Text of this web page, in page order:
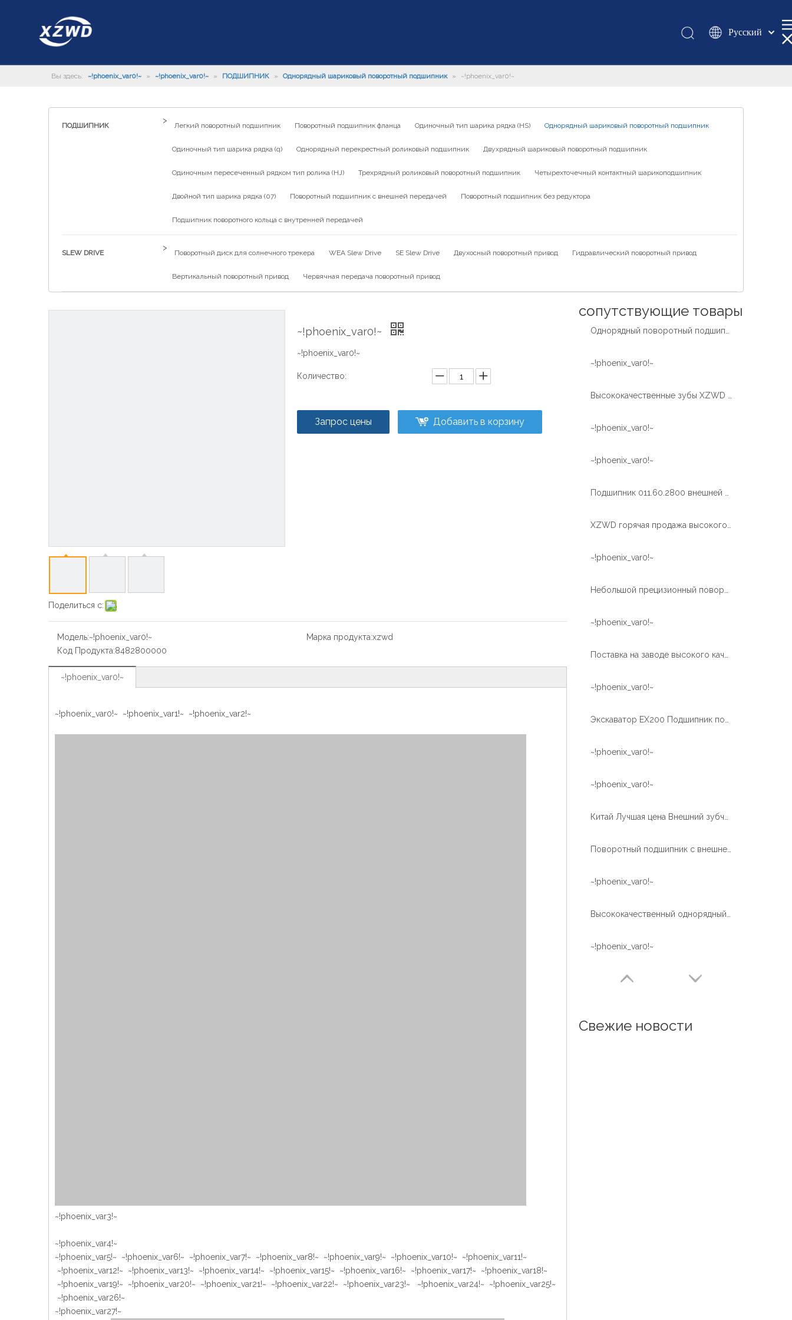
Pусский
românesc
简体中文
Вы здесь: ~!phoenix_var0!~ » ~!phoenix_var0!~ » ПОДШИПНИК » Однорядный шариковый поворотный подшипник » ~!phoenix_var0!~
ПОДШИПНИК
>
Легкий поворотный подшипник Поворотный подшипник фланца Одиночный тип шарика рядка (HS) Однорядный шариковый поворотный подшипник
Одиночный тип шарика рядка (q) Однорядный перекрестный роликовый подшипник Двухрядный шариковый поворотный подшипник
Одиночным пересеченный рядком тип ролика (HJ) Трехрядный роликовый поворотный подшипник Четырехточечный контактный шарикоподшипник
Двойной тип шарика рядка (07) Поворотный подшипник с внешней передачей Поворотный подшипник без редуктора
Подшипник поворотного кольца с внутренней передачей
SLEW DRIVE
>
Поворотный диск для солнечного трекера WEA Slew Drive SE Slew Drive Двухосный поворотный привод Гидравлический поворотный привод
Вертикальный поворотный привод Червячная передача поворотный привод
Поделиться с:
~!phoenix_var0!~
~!phoenix_var0!~
Количество:
Запрос цены Добавить в корзину
Модель:~!phoenix_var0!~ Марка продукта:xzwd
Код Продукта:8482800000
~!phoenix_var0!~
~!phoenix_var0!~ ~!phoenix_var1!~ ~!phoenix_var2!~
~!phoenix_var3!~
~!phoenix_var4!~
~!phoenix_var5!~ ~!phoenix_var6!~ ~!phoenix_var7!~ ~!phoenix_var8!~ ~!phoenix_var9!~ ~!phoenix_var10!~ ~!phoenix_var11!~
~!phoenix_var12!~ ~!phoenix_var13!~ ~!phoenix_var14!~ ~!phoenix_var15!~ ~!phoenix_var16!~ ~!phoenix_var17!~ ~!phoenix_var18!~
~!phoenix_var19!~ ~!phoenix_var20!~ ~!phoenix_var21!~ ~!phoenix_var22!~ ~!phoenix_var23!~ ~!phoenix_var24!~ ~!phoenix_var25!~
~!phoenix_var26!~
~!phoenix_var27!~
сопутствующие товары
~!phoenix_var0!~
~!phoenix_var0!~
~!phoenix_var0!~
~!phoenix_var0!~
~!phoenix_var0!~
~!phoenix_var0!~
~!phoenix_var0!~
~!phoenix_var0!~
~!phoenix_var0!~
~!phoenix_var0!~
Свежие новости